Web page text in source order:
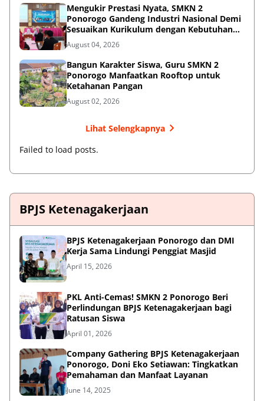
Mengukir Prestasi Nyata, SMKN 2
Ponorogo Gandeng Industri Nasional Demi
Sesuaikan Kurikulum dengan Kebutuhan
Dunia Kerja
August 04, 2026
Bangun Karakter Siswa, Guru SMKN 2
Ponorogo Manfaatkan Rooftop untuk
Ketahanan Pangan
August 02, 2026
Lihat Selengkapnya
Failed to load posts.
BPJS Ketenagakerjaan
BPJS Ketenagakerjaan Ponorogo dan DMI
Kerja Sama Lindungi Penggiat Masjid
April 15, 2026
PKL Anti-Cemas! SMKN 2 Ponorogo Beri
Perlindungan BPJS Ketenagakerjaan bagi
Ratusan Siswa
April 01, 2026
Company Gathering BPJS Ketenagakerjaan
Ponorogo, Doni Eko Setiawan: Tingkatkan
Pemahaman dan Manfaat Layanan
June 14, 2025